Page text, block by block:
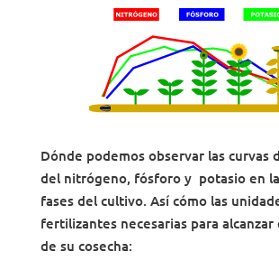
Dónde podemos observar las curvas
del nitrógeno, fósforo y potasio en
fases del cultivo. Así cómo las
fertilizantes necesarias para
de su cosecha: